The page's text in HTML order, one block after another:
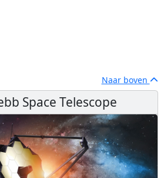
Naar boven
Space Telescope